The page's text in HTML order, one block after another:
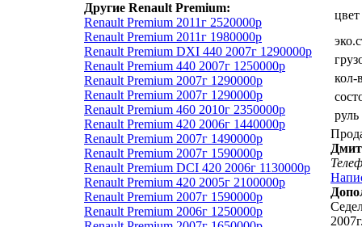
Другие Renault Premium:
Renault Premium 2011г 2520000р
Renault Premium 2011г 1980000р
Renault Premium DXI 440 2007г 1290000р
Renault Premium 440 2007г 1250000р
Renault Premium 2007г 1290000р
Renault Premium 2007г 1290000р
Renault Premium 460 2010г 2350000р
Renault Premium 420 2006г 1440000р
Renault Premium 2007г 1490000р
Renault Premium 2007г 1590000р
Renault Premium DCI 420 2006г 1130000р
Renault Premium 420 2005г 2100000р
Renault Premium 2007г 1590000р
Renault Premium 2006г 1250000р
цвет
кол-
руль